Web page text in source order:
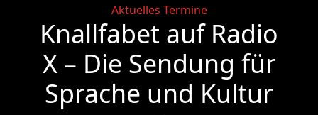
Categories
Aktuelles Termine
Knallfabet auf Radio
X – Die Sendung für
Sprache und Kultur